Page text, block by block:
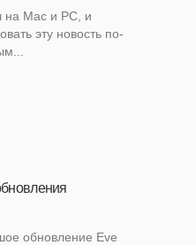
Mac и PC, и
эту новость по-
обновление Eve